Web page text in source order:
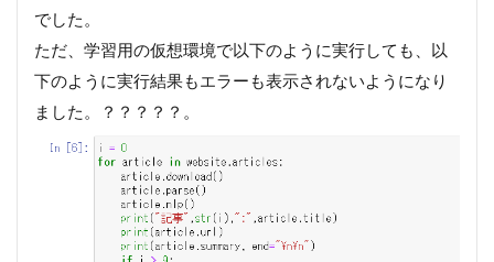
イルを表
示させな
い方法
【整理整
頓】
4
でした。
ただ、学習用の仮想環境で以下のように実行しても、以
下のように実行結果もエラーも表示されないようになり
ました。？？？？？。